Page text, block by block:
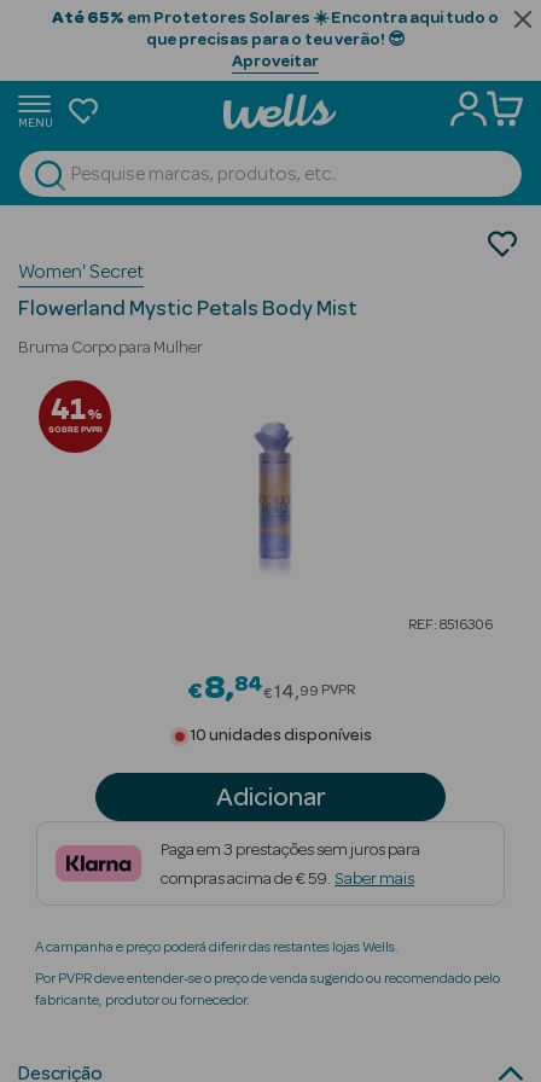
Até 65% em Protetores Solares ☀️ Encontra aqui tudo o
que precisas para o teu verão! 😎
Aproveitar
MENU
Ver Tudo
Beauty Season
Cabelo
Beauty Season
Cosmética
Beauty Season
Maquilhagem
Beauty Season
Maquilhagem
Beauty Season
Perfumes
Perfumes Mulher
Brumas Perfumadas
Women' Secret
Flowerland Mystic Petals Body Mist
Bruma Corpo para Mulher
41%
SOBRE PVPR
REF: 8516306
€8 84Price reduced from
€14 99 PVPR
10 unidades disponíveis
Adicionar
Paga em 3 prestações sem juros para
compras acima de € 59. Saber mais
A campanha e preço poderá diferir das restantes lojas Wells.
Por PVPR deve entender-se o preço de venda sugerido ou recomendado pelo
fabricante, produtor ou fornecedor.
Descrição